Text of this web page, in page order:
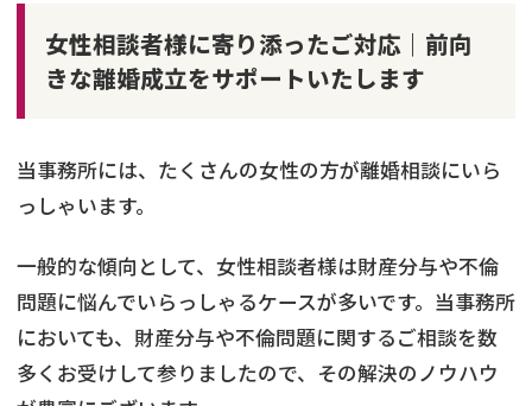
女性相談者様に寄り添ったご対応｜前向
きな離婚成立をサポートいたします
当事務所には、たくさんの女性の方が離婚相談にいら
っしゃいます。
一般的な傾向として、女性相談者様は財産分与や不倫
問題に悩んでいらっしゃるケースが多いです。当事務所
においても、財産分与や不倫問題に関するご相談を数
多くお受けして参りましたので、その解決のノウハウ